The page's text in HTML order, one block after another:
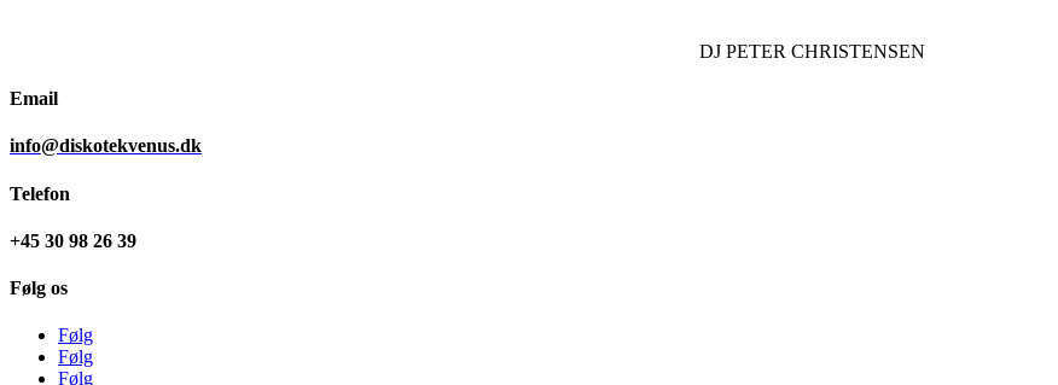
DJPETER CHRISTENSEN
Email
info@diskotekvenus.dk
Telefon
+45 30 98 26 39
Følg os
Følg
Følg
Følg